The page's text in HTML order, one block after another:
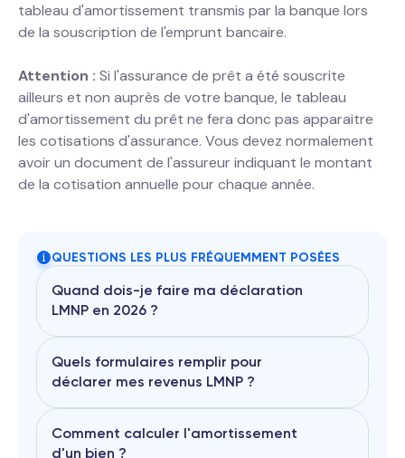
tableau d'amortissement transmis par la banque lors
de la souscription de l'emprunt bancaire.
Attention : Si l'assurance de prêt a été souscrite
ailleurs et non auprès de votre banque, le tableau
d'amortissement du prêt ne fera donc pas apparaitre
les cotisations d'assurance. Vous devez normalement
avoir un document de l'assureur indiquant le montant
de la cotisation annuelle pour chaque année.
QUESTIONS LES PLUS FRÉQUEMMENT POSÉES
Quand dois-je faire ma déclaration
LMNP en 2026 ?
En 2026, la date limite de déclaration
comptable ! Avec decla.fr, Facilitez
vous la vie et faites votre déclaration
Quels formulaires remplir pour
déclarer mes revenus LMNP ?
Comment calculer l'amortissement
d'un bien ?